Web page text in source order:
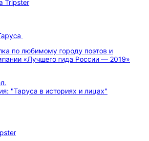
по любимому городу поэтов и
«Лучшего гида России — 2019»